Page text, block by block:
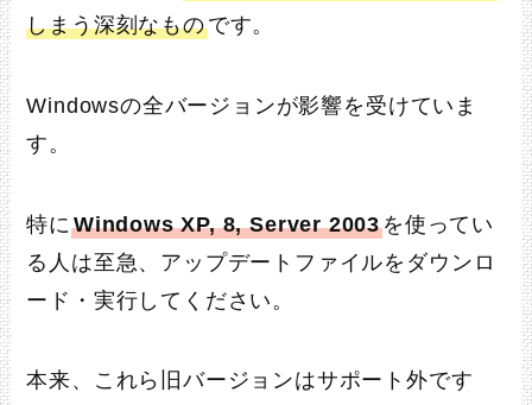
しまう深刻なものです。
Windowsの全バージョンが影響を受けていま
す。
特にWindows XP, 8, Server 2003を使ってい
る人は至急、アップデートファイルをダウンロ
ード・実行してください。
本来、これら旧バージョンはサポート外です